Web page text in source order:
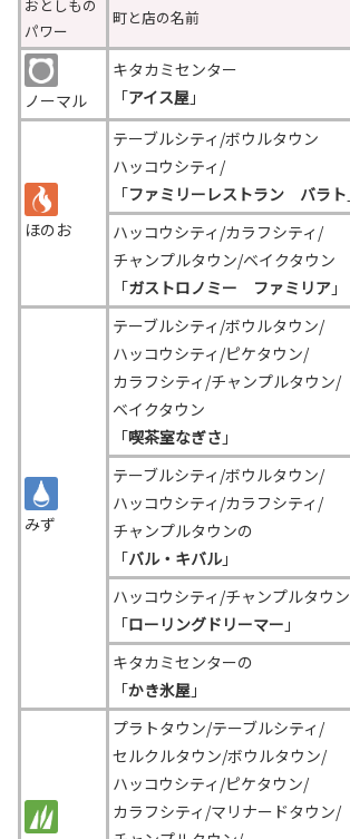
おとしもの
パワー
町と店の名前
ノーマル
キタカミセンター
「アイス屋 」
ほのお
テーブルシティ/ボウルタウン
ハッコウシティ/
「ファミリーレストラン バラト
ハッコウシティ/カラフシティ/
チャンプルタウン/ベイクタウン
「ガストロノミー ファミリア 」
みず
テーブルシティ/ボウルタウン/
ハッコウシティ/ピケタウン/
カラフシティ/チャンプルタウン/
ベイクタウン
「喫茶室なぎさ 」
テーブルシティ/ボウルタウン/
ハッコウシティ/カラフシティ/
チャンプルタウンの
「バル・キバル」
ハッコウシティ/チャンプルタウン
「ローリングドリーマー 」
キタカミセンターの
「かき氷屋 」
プラトタウン/テーブルシティ/
セルクルタウン/ボウルタウン/
ハッコウシティ/ピケタウン/
カラフシティ/マリナードタウン/